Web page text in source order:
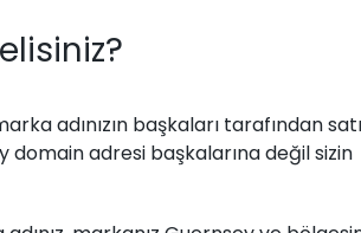
adınızın başkaları tarafından
domain adresi başkalarına değil sizin